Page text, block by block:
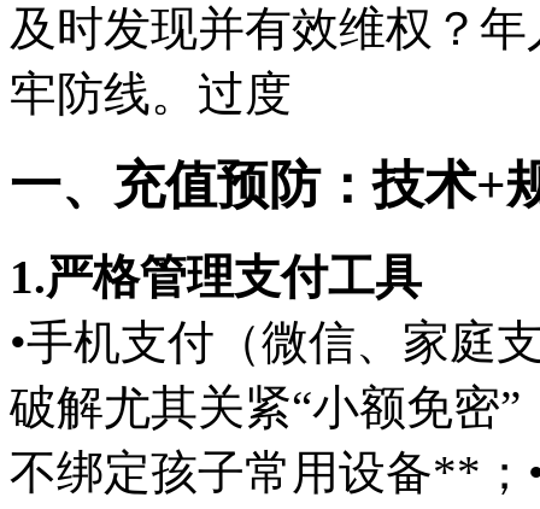
及时发现并有效维权？
牢防线。过度
一、充值预防：技术+
1.严格管理支付工具
•手机支付（微信、家庭
破解尤其关紧“小额免密
不绑定孩子常用设备**